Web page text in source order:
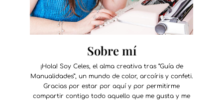
Sobre mí
¡Hola! Soy Celes, el alma creativa tras “Guía de
Manualidades”, un mundo de color, arcoíris y confeti.
Gracias por estar por aquí y por permitirme
compartir contigo todo aquello que me gusta y me